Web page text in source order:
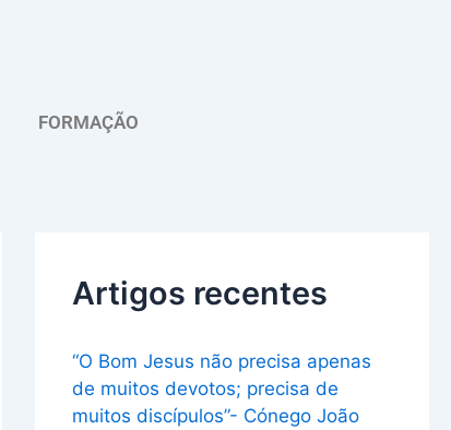
FORMAÇÃO
Artigos recentes
“O Bom Jesus não precisa apenas
de muitos devotos; precisa de
muitos discípulos”- Cónego João
u